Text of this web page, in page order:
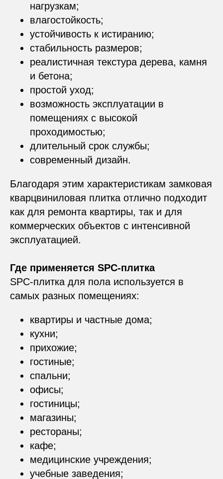
нагрузкам;
влагостойкость;
устойчивость к истиранию;
стабильность размеров;
реалистичная текстура дерева, камня
и бетона;
простой уход;
возможность эксплуатации в
помещениях с высокой
проходимостью;
длительный срок службы;
современный дизайн.
Благодаря этим характеристикам замковая
кварцвиниловая плитка отлично подходит
как для ремонта квартиры, так и для
коммерческих объектов с интенсивной
эксплуатацией.
Где применяется SPC-плитка
SPC-плитка для пола используется в
самых разных помещениях:
квартиры и частные дома;
кухни;
прихожие;
гостиные;
спальни;
офисы;
гостиницы;
магазины;
рестораны;
кафе;
медицинские учреждения;
учебные заведения;